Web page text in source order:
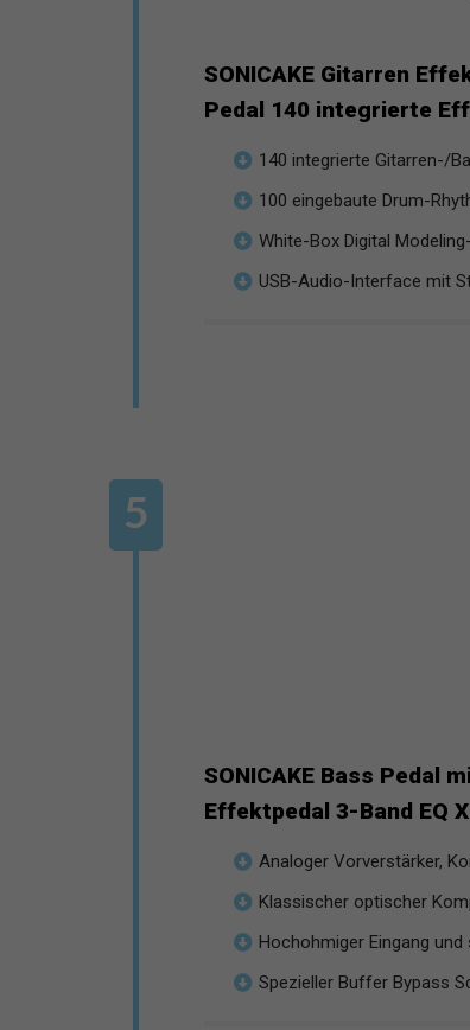
SONICAKE Gitarren
Pedal 140 integrierte
140 integrierte Gitarren-/
100 eingebaute Drum-
White-Box Digital
USB-Audio-Interface mit
SONICAKE Bass Pedal
Effektpedal 3-Band EQ
Analoger Vorverstärker,
Klassischer optischer
Hochohmiger Eingang
Spezieller Buffer Bypass